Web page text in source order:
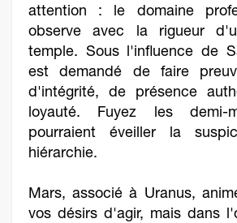
attention : le domaine
observe avec la rigueur
temple. Sous l'influence de
est demandé de faire
d'intégrité, de présence
loyauté. Fuyez les demi-
pourraient éveiller la
hiérarchie.
Mars, associé à Uranus,
vos désirs d'agir, mais dans